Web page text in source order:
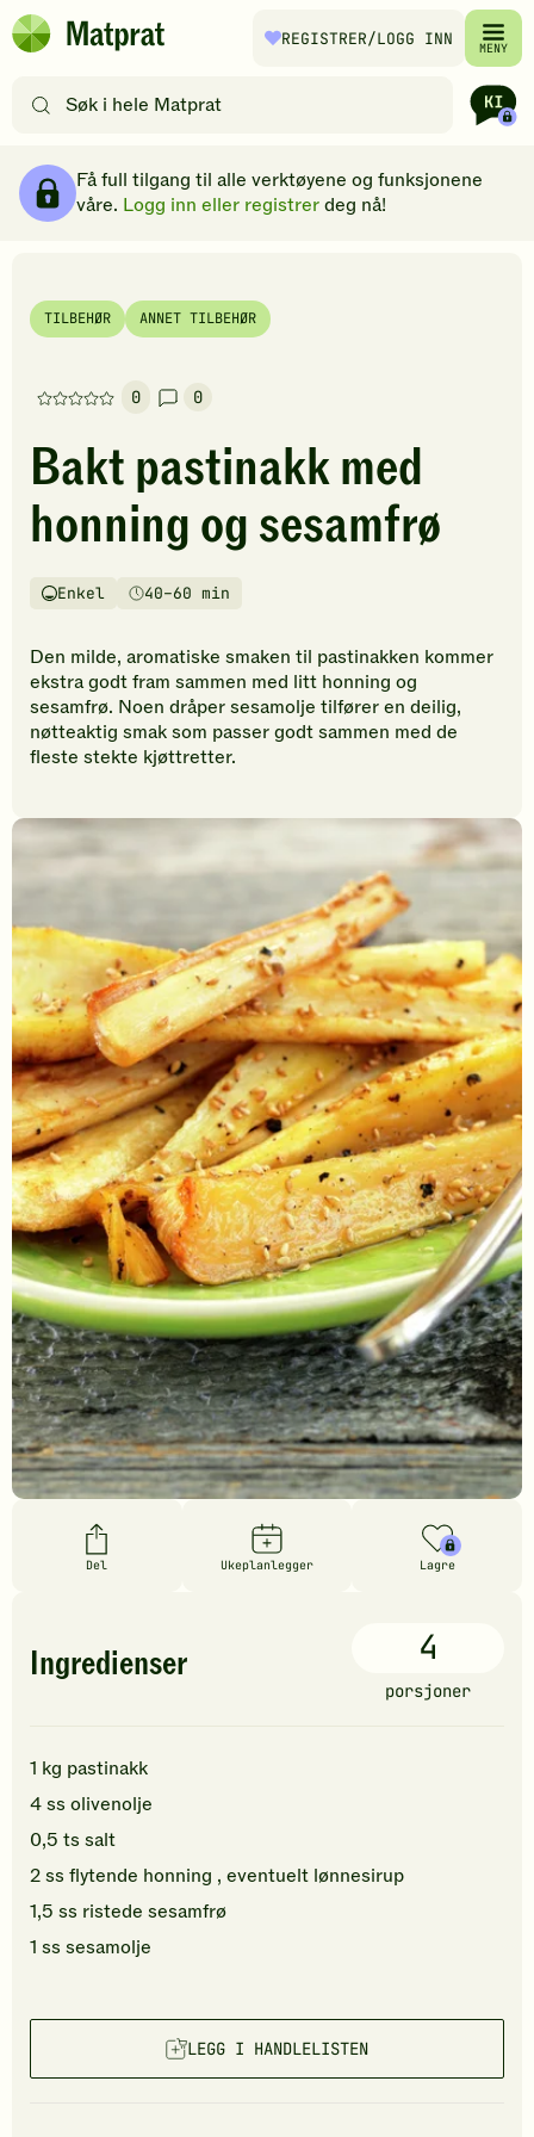
Hopp til hovedinnhold
Matprat
REGISTRER/LOGG INN MENY
etter
filtre
Få full tilgang til alle verktøyene og funksjonene
våre. Logg inn eller registrerdeg nå!
TILBEHØR ANNET TILBEHØR
0
Denne
har
foreløpig
ingen
vurderinger.
den
til
å
vurdere
denne
oppskriften.
0
Bakt pastinakk med
honning og sesamfrø
Vanskelighetsgrad
Enkel
Tilberedningstid40–60 min
Den milde, aromatiske smaken til pastinakken kommer
ekstra godt fram sammen med litt honning og
sesamfrø. Noen dråper sesamolje tilfører en deilig,
nøtteaktig smak som passer godt sammen med de
fleste stekte kjøttretter.
Del Ukeplanlegger Lagre
Ingredienser 4
porsjoner
1 kg pastinakk
4ss olivenolje
0,5 ts salt
2ss flytende honning , eventuelt lønnesirup
1,5 ss ristede sesamfrø
1 ss sesamolje
LEGG I HANDLELISTEN